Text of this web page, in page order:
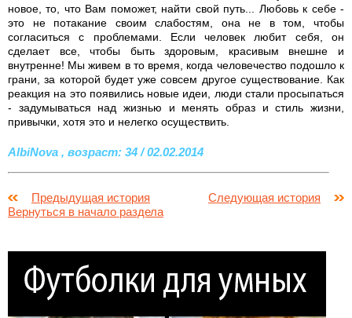
новое, то, что Вам поможет, найти свой путь... Любовь к себе -
это не потакание своим слабостям, она не в том, чтобы
согласиться с проблемами. Если человек любит себя, он
сделает все, чтобы быть здоровым, красивым внешне и
внутренне! Мы живем в то время, когда человечество подошло к
грани, за которой будет уже совсем другое существование. Как
реакция на это появились новые идеи, люди стали просыпаться
- задумываться над жизнью и менять образ и стиль жизни,
привычки, хотя это и нелегко осуществить.
AlbiNova , возраст: 34 / 02.02.2014
Предыдущая история
Следующая история
Вернуться в начало раздела